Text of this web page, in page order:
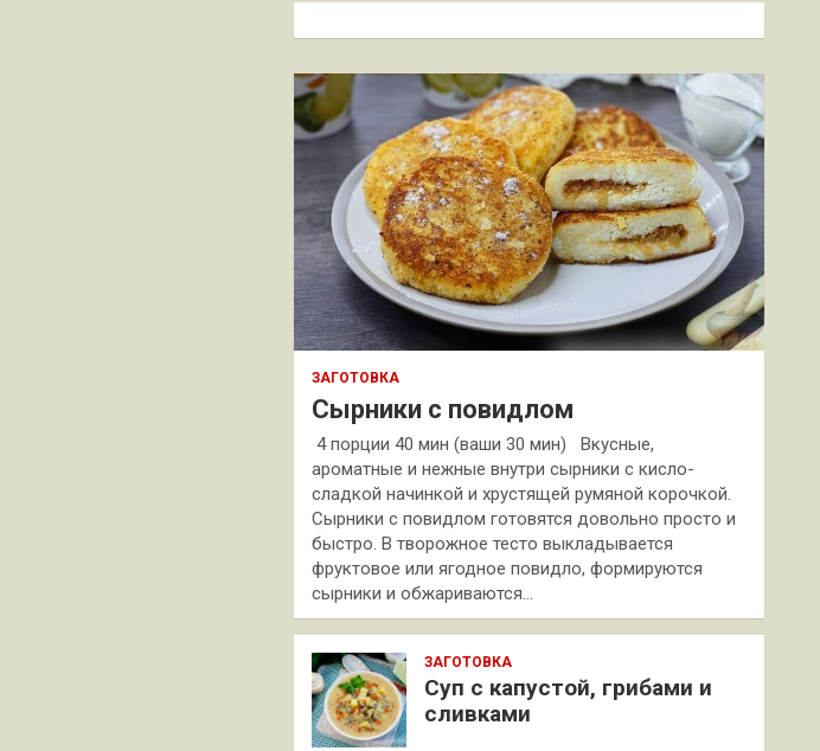
к
ЗАГОТОВКА
Сырники с повидлом
4 порции 40 мин (ваши 30 мин) Вкусные,
ароматные и нежные внутри сырники с кисло-
сладкой начинкой и хрустящей румяной корочкой.
Сырники с повидлом готовятся довольно просто и
быстро. В творожное тесто выкладывается
фруктовое или ягодное повидло, формируются
сырники и обжариваются…
ЗАГОТОВКА
Суп с капустой, грибами и
сливками